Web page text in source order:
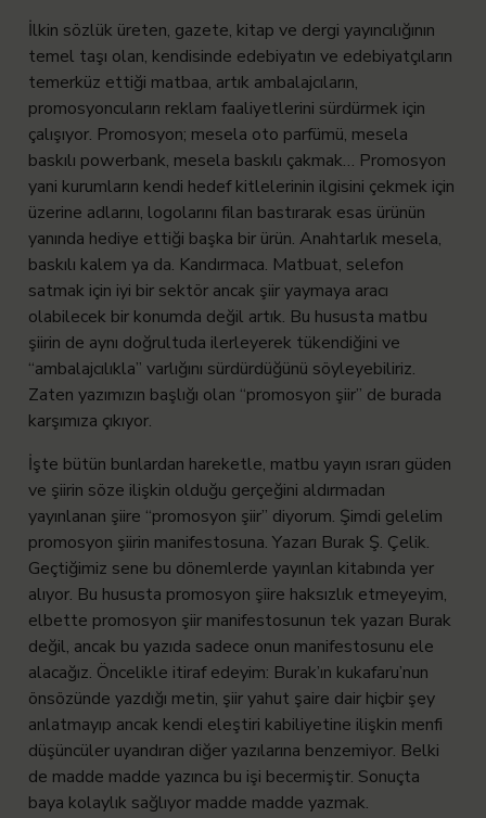
İlkin sözlük üreten, gazete, kitap ve dergi yayıncılığının
temel taşı olan, kendisinde edebiyatın ve edebiyatçıların
temerküz ettiği matbaa, artık ambalajcıların,
promosyoncuların reklam faaliyetlerini sürdürmek için
çalışıyor. Promosyon; mesela oto parfümü, mesela
baskılı powerbank, mesela baskılı çakmak… Promosyon
yani kurumların kendi hedef kitlelerinin ilgisini çekmek için
üzerine adlarını, logolarını filan bastırarak esas ürünün
yanında hediye ettiği başka bir ürün. Anahtarlık mesela,
baskılı kalem ya da. Kandırmaca. Matbuat, selefon
satmak için iyi bir sektör ancak şiir yaymaya aracı
olabilecek bir konumda değil artık. Bu hususta matbu
şiirin de aynı doğrultuda ilerleyerek tükendiğini ve
“ambalajcılıkla” varlığını sürdürdüğünü söyleyebiliriz.
Zaten yazımızın başlığı olan “promosyon şiir” de burada
karşımıza çıkıyor.
İşte bütün bunlardan hareketle, matbu yayın ısrarı güden
ve şiirin söze ilişkin olduğu gerçeğini aldırmadan
yayınlanan şiire “promosyon şiir” diyorum. Şimdi gelelim
promosyon şiirin manifestosuna. Yazarı Burak Ş. Çelik.
Geçtiğimiz sene bu dönemlerde yayınlan kitabında yer
alıyor. Bu hususta promosyon şiire haksızlık etmeyeyim,
elbette promosyon şiir manifestosunun tek yazarı Burak
değil, ancak bu yazıda sadece onun manifestosunu ele
alacağız. Öncelikle itiraf edeyim: Burak’ın kukafaru’nun
önsözünde yazdığı metin, şiir yahut şaire dair hiçbir şey
anlatmayıp ancak kendi eleştiri kabiliyetine ilişkin menfi
düşüncüler uyandıran diğer yazılarına benzemiyor. Belki
de madde madde yazınca bu işi becermiştir. Sonuçta
baya kolaylık sağlıyor madde madde yazmak.